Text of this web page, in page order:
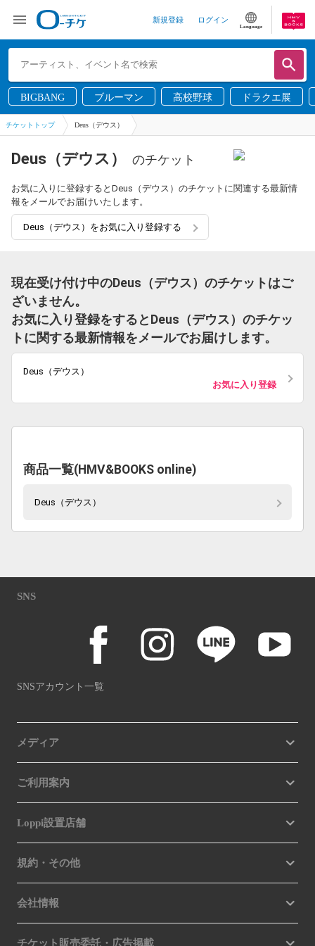
新規登録 ログイン
Language
BIGBANG ブルーマン 高校野球 ドラクエ展
チケットトップ Deus（デウス）
Deus（デウス） のチケット
お気に入りに登録するとDeus（デウス）のチケットに関連する最新情
報をメールでお届けいたします。
Deus（デウス）をお気に入り登録する
現在受け付け中のDeus（デウス）のチケットはご
ざいません。
お気に入り登録をするとDeus（デウス）のチケッ
トに関する最新情報をメールでお届けします。
Deus（デウス）
お気に入り登録
商品一覧(HMV&BOOKS online)
Deus（デウス）
SNS
SNSアカウント一覧
メディア
ご利用案内
Loppi設置店舗
規約・その他
会社情報
チケット販売委託・広告掲載